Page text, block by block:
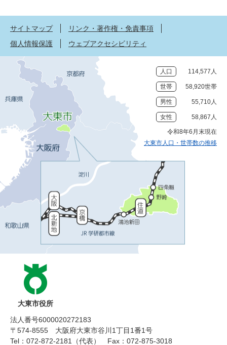
サイトマップ
リンク・著作権・免責事項
個人情報保護
ウェブアクセシビリティ
人口 114,577人
世帯 58,920世帯
男性 55,710人
女性 58,867人
令和8年6月末現在
大東市人口・世帯数の推移
大東市役所
法人番号6000020272183
〒574-8555 大阪府大東市谷川1丁目1番1号
Tel：072-872-2181（代表）
Fax：072-875-3018